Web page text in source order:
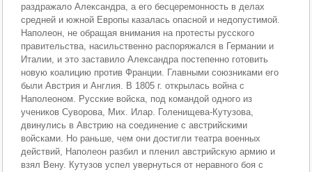
раздражало Александра, а его бесцеремонность в делах
средней и южной Европы казалась опасной и недопустимой.
Наполеон, не обращая внимания на протесты русского
правительства, насильственно распоряжался в Германии и
Италии, и это заставило Александра постепенно готовить
новую коалицию против Франции. Главными союзниками его
были Австрия и Англия. В 1805 г. открылась война с
Наполеоном. Русские войска, под командой одного из
учеников Суворова, Мих. Илар. Голенищева-Кутузова,
двинулись в Австрию на соединение с австрийскими
войсками. Но раньше, чем они достигли театра военных
действий, Наполеон разбил и пленил австрийскую армию и
взял Вену. Кутузов успел увернуться от неравного боя с